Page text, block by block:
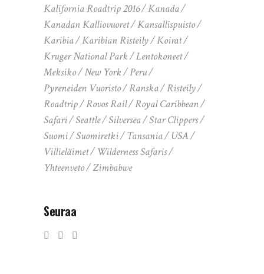
Kalifornia Roadtrip 2016
Kanada
Kanadan Kalliovuoret
Kansallispuisto
Karibia
Karibian Risteily
Koirat
Kruger National Park
Lentokoneet
Meksiko
New York
Peru
Pyreneiden Vuoristo
Ranska
Risteily
Roadtrip
Rovos Rail
Royal Caribbean
Safari
Seattle Silversea
Star Clippers
Suomi
Suomiretki Tansania
USA
Villieläimet
Wilderness Safaris
Yhteenveto
Zimbabwe
Seuraa